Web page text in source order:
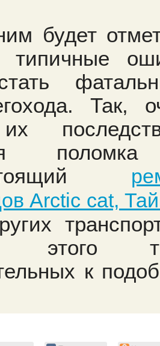
будет
типичные
Так,
Arctic cat,
этого
к